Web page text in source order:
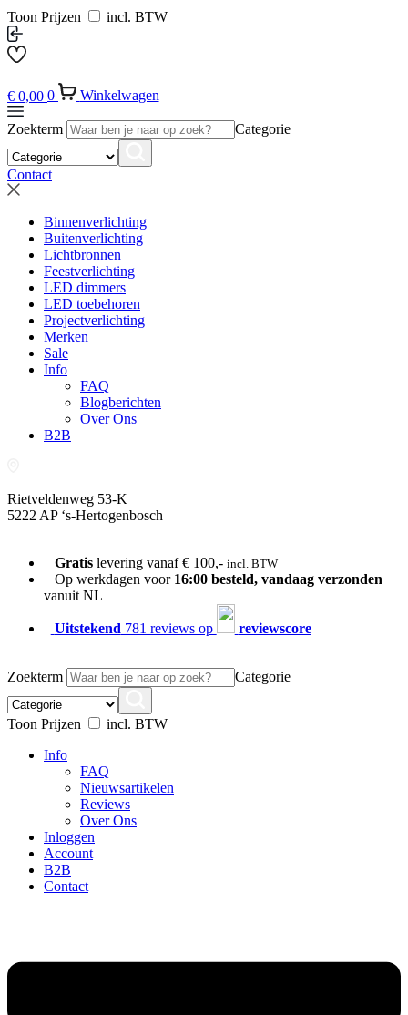
Toon Prijzen incl. BTW
€ 0,00 0 Winkelwagen
Zoekterm Categorie
Contact
Binnenverlichting
Buitenverlichting
Lichtbronnen
Feestverlichting
LED dimmers
LED toebehoren
Projectverlichting
Merken
Sale
Info
FAQ
Blogberichten
Over Ons
B2B
Rietveldenweg 53-K
5222 AP ‘s-Hertogenbosch
Gratislevering vanaf € 100,- incl. BTW
Op werkdagen voor 16:00 besteld, vandaag verzonden
vanuit NL
Uitstekend 781 reviews op reviewscore
Zoekterm Categorie
Toon Prijzen
incl. BTW
Info
FAQ
Nieuwsartikelen
Reviews
Over Ons
Inloggen
Account
B2B
Contact